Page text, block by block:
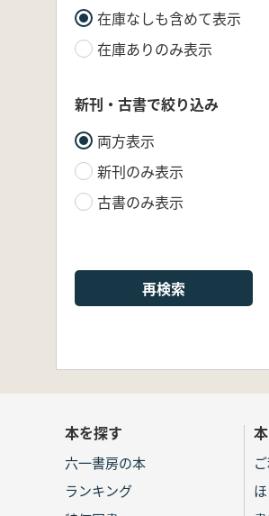
在庫なしも含めて表示
在庫ありのみ表示
新刊・古書で絞り込み
両方表示
新刊のみ表示
古書のみ表示
再検索
本を探す
六一書房の本
ランキング